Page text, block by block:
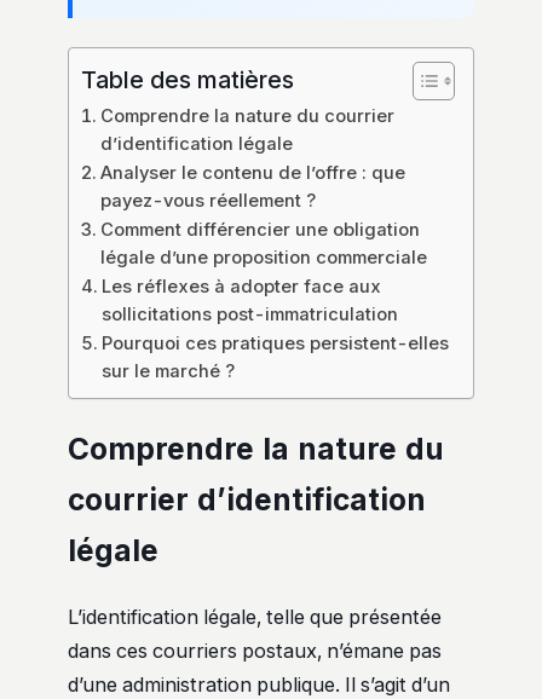
Table des matières
Comprendre la nature du courrier
d’identification légale
Analyser le contenu de l’offre : que
payez-vous réellement ?
Comment différencier une obligation
légale d’une proposition commerciale
Les réflexes à adopter face aux
sollicitations post-immatriculation
Pourquoi ces pratiques persistent-elles
sur le marché ?
Comprendre la nature du
courrier d’identification
légale
L’identification légale, telle que présentée
dans ces courriers postaux, n’émane pas
d’une administration publique. Il s’agit d’un